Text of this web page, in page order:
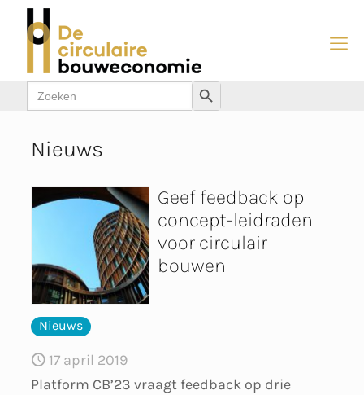
Zoek
naar:
Zoekknop
Nieuws
Nieuws
Geef feedback op
concept-leidraden
voor circulair
bouwen
17 april 2019
Platform CB’23 vraagt feedback op drie